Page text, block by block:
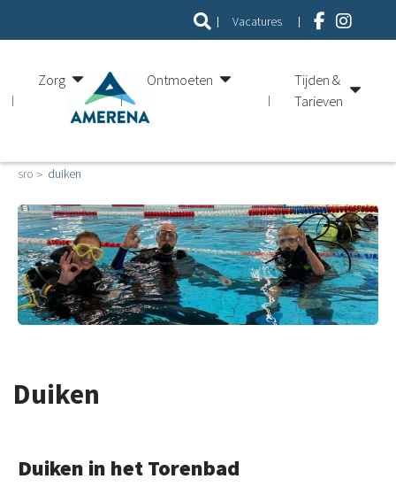
Vacatures
Zorg Ontmoeten
Tijden &
Tarieven
sro duiken
Duiken
Duiken in het Torenbad